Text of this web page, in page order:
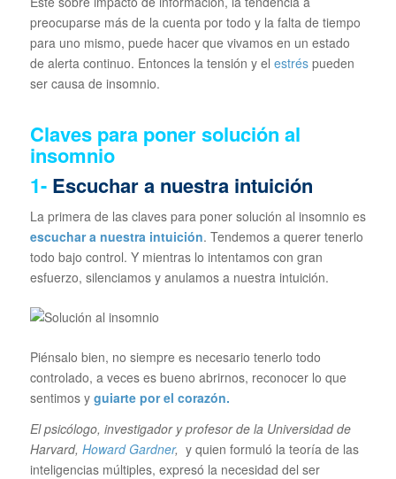
preocuparse más de la cuenta por todo y la falta de tiempo
para uno mismo, puede hacer que vivamos en un estado
de alerta continuo. Entonces la tensión y el estréspueden
ser causa de insomnio.
Claves para poner solución al
insomnio
1- Escuchar a nuestra intuición
La primera de las claves para poner solución al insomnio es
escuchar a nuestra intuición. Tendemos a querer tenerlo
todo bajo control. Y mientras lo intentamos con gran
esfuerzo, silenciamos y anulamos a nuestra intuición.
Piénsalo bien, no siempre es necesario tenerlo todo
controlado, a veces es bueno abrirnos, reconocer lo que
sentimos yguiarte por el corazón.
El psicólogo, investigador y profesor de la Universidad de
Harvard, Howard Gardner, y quien formuló la teoría de las
inteligencias múltiples, expresó la necesidad del ser